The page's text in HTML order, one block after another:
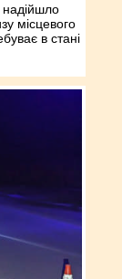
надійшло
місцевого
в стані